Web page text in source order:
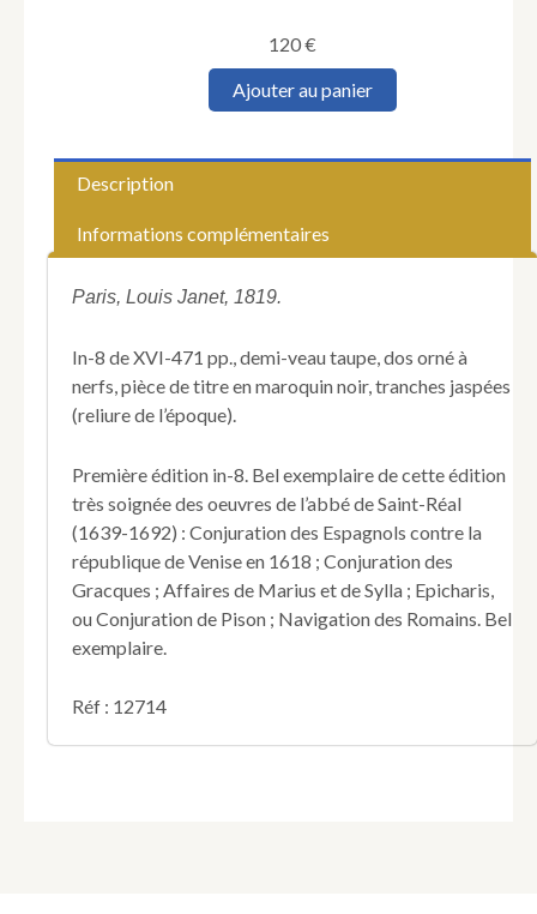
120€
quantité
Oeuvres
Précédées
sur
sa
vie.
Ajouter au panier
Description
Informations complémentaires
Paris, Louis Janet, 1819.
In-8 de XVI-471 pp., demi-veau taupe, dos orné à
nerfs, pièce de titre en maroquin noir, tranches jaspées
(reliure de l’époque).
Première édition in-8. Bel exemplaire de cette édition
très soignée des oeuvres de l’abbé de Saint-Réal
(1639-1692) : Conjuration des Espagnols contre la
république de Venise en 1618 ; Conjuration des
Gracques ; Affaires de Marius et de Sylla ; Epicharis,
ou Conjuration de Pison ; Navigation des Romains. Bel
exemplaire.
Réf : 12714